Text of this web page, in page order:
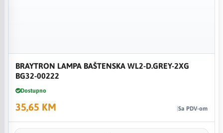
BRAYTRON LAMPA BAŠTENSKA WL2-D.GREY-2XG
BG32-00222
Dostupno
35,65 KM Sa PDV-om